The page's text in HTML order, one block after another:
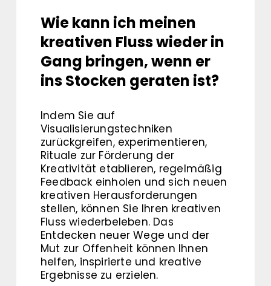
Wie kann ich meinen
kreativen Fluss wieder in
Gang bringen, wenn er
ins Stocken geraten ist?
Indem Sie auf
Visualisierungstechniken
zurückgreifen, experimentieren,
Rituale zur Förderung der
Kreativität etablieren, regelmäßig
Feedback einholen und sich neuen
kreativen Herausforderungen
stellen, können Sie Ihren kreativen
Fluss wiederbeleben. Das
Entdecken neuer Wege und der
Mut zur Offenheit können Ihnen
helfen, inspirierte und kreative
Ergebnisse zu erzielen.